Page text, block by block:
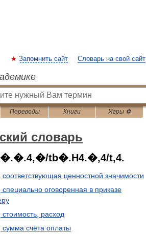
Запомнить сайт Словарь на свой сайт
Переводы Книги Игры ⚽
словарь
�.�.4,�/tb�.H4.�,4/t,4.
соответствующая ценностной значимости
специально оговоренная в приказе
стоимость, расход
сумма счёта оплаты